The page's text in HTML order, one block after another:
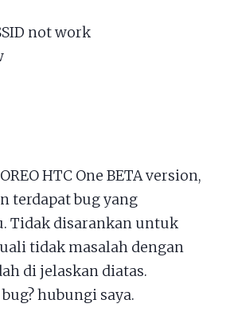
not work
HTC One BETA version,
terdapat bug yang
Tidak disarankan untuk
tidak masalah dengan
di jelaskan diatas.
hubungi saya.